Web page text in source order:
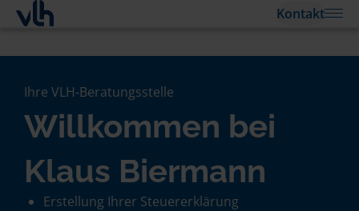
Kontakt
Ihre VLH-Beratungsstelle
Willkommen bei
Klaus Biermann
Erstellung Ihrer Steuererklärung